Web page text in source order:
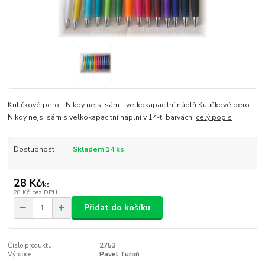
Kuličkové pero - Nikdy nejsi sám - velkokapacitní náplň Kuličkové pero -
Nikdy nejsi sám s velkokapacitní náplní v 14-ti barvách. celý popis
Dostupnost Skladem 14 ks
28 Kč/ks
28 Kč bez DPH
Přidat do košíku
Číslo produktu:
2753
Výrobce:
Pavel Turoň